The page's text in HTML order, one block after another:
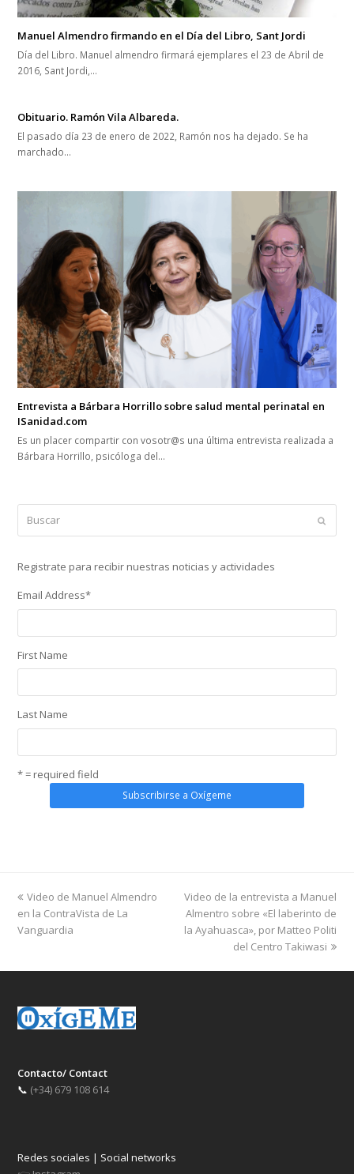
Manuel Almendro firmando en el Día del Libro, Sant Jordi
Día del Libro. Manuel almendro firmará ejemplares el 23 de Abril de
2016, Sant Jordi,…
Obituario. Ramón Vila Albareda.
El pasado día 23 de enero de 2022, Ramón nos ha dejado. Se ha
marchado…
Entrevista a Bárbara Horrillo sobre salud mental perinatal en
ISanidad.com
Es un placer compartir con vosotr@s una última entrevista realizada a
Bárbara Horrillo, psicóloga del…
Enviar
Registrate para recibir nuestras noticias y actividades
Email Address*
First Name
Last Name
* = required field
previous
post:
Video de Manuel Almendro
en la ContraVista de La
Vanguardia
next
post:
Video de la entrevista a Manuel
Almentro sobre «El laberinto de
la Ayahuasca», por Matteo Politi
del Centro Takiwasi
Contacto/ Contact
📞 (+34) 679 108 614
Redes sociales | Social networks